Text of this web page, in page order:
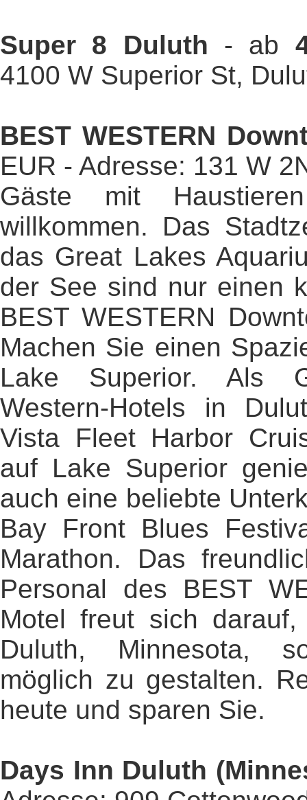
Super 8 Duluth - ab
4100 W Superior St,
BEST WESTERN
EUR - Adresse: 131 W
Gäste mit
willkommen. Das
das Great Lakes
der See sind nur einen
BEST WESTERN
Machen Sie einen
Lake Superior. Als
Western-Hotels in
Vista Fleet Harbor
auf Lake Superior
auch eine beliebte
Bay Front Blues
Marathon. Das
Personal des BEST
Motel freut sich
Duluth, Minnesota,
möglich zu gestalten.
heute und sparen Sie.
Days Inn Duluth